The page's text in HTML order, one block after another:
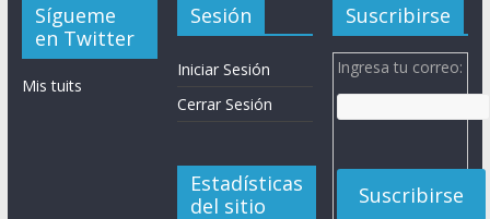
Sígueme
en Twitter
Mis tuits
Sesión
Iniciar Sesión
Cerrar Sesión
Estadísticas
del sitio
Suscribirse
Ingresa tu correo: